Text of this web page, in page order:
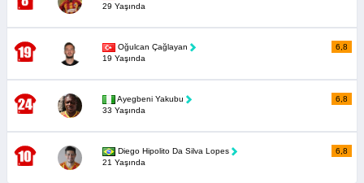
29 Yaşında
Oğulcan Çağlayan
19 Yaşında
6,8
Ayegbeni Yakubu
33 Yaşında
6,8
Diego Hipolito Da Silva Lopes
21 Yaşında
6,8